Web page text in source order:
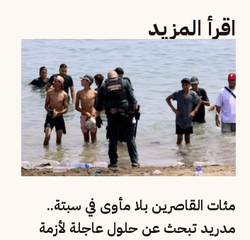
اقرأ المزيد
مئات القاصرين بلا مأوى في سبتة..
مدريد تبحث عن حلول عاجلة لأزمة